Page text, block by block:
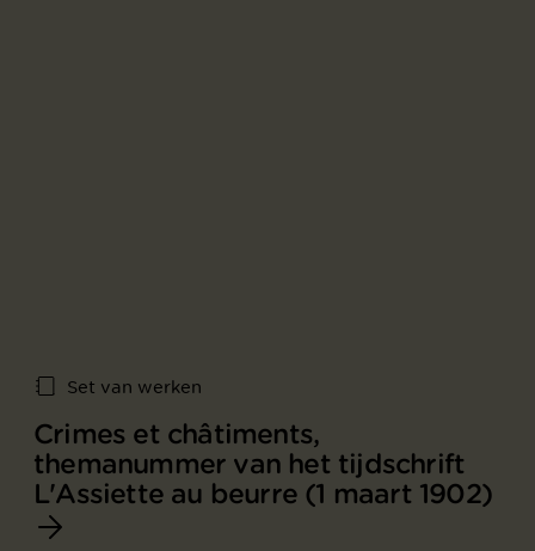
Set van werken
Crimes et châtiments,
themanummer van het tijdschrift
L'Assiette au beurre (1 maart 1902)